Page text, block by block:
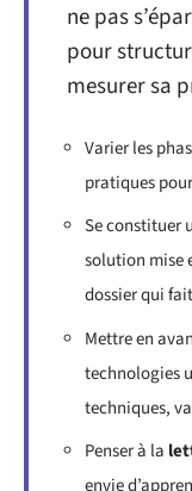
ne pas
pour
mesurer sa
Varier les
pratiques
Se constituer
solution mise
dossier qui
Mettre en
technologies
techniques,
Penser à la
envie